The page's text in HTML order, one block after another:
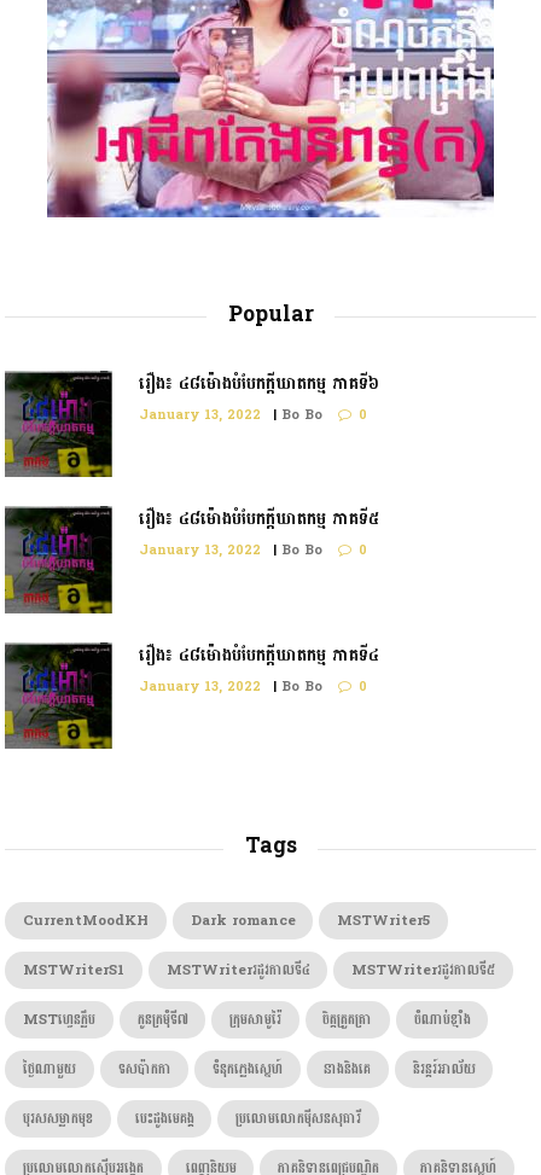
Popular
រឿង៖ ៤៨ម៉ោងបំបែកក្តីឃាតកម្ម ភាគទី៦
January 13, 2022 | Bo Bo 0
រឿង៖ ៤៨ម៉ោងបំបែកក្ដីឃាតកម្ម ភាគទី៥
January 13, 2022 | Bo Bo 0
រឿង៖ ៤៨ម៉ោងបំបែកក្តីឃាតកម្ម ភាគទី៤
January 13, 2022 | Bo Bo 0
Tags
CurrentMoodKH Dark romance
MSTWriter5
MSTWriterS1
MSTWriterរដូវកាលទី៤
MSTWriterរដូវកាលទី៥
MSTហ្វេនក្លឹប
កូនក្រមុំទី៧ ក្រុមសាមូរ៉ៃ ចិត្តត្រួតត្រា
ចំណាប់ខ្មាំង
ថ្ងៃណាមួយ
ទសប៉ាកកា ទំនុកភ្លេងស្នេហ៍ នាងនិងគេ
និរន្តរ៍អាល័យ
បុរសសម្លាកមុខ
បេះដូងមេគង្គ
ប្រលោមលោកម៉ីសនសុធារី
ប្រលោមលោកស៊ើបអង្កេត
ពេញនិយម ភាគនិទានពេជ្របណ្ឌិត ភាគនិទានស្នេហ៍